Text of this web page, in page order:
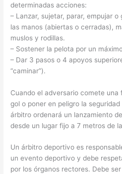
determinadas acciones:
– Lanzar, sujetar, parar, empujar
las manos (abiertas o cerradas),
muslos y rodillas.
– Sostener la pelota por un
– Dar 3 pasos o 4 apoyos
“caminar”).
Cuando el adversario comete
gol o poner en peligro la
árbitro ordenará un lanzamiento
desde un lugar fijo a 7 metros de
Un árbitro deportivo es
un evento deportivo y debe
por los órganos rectores. Debe